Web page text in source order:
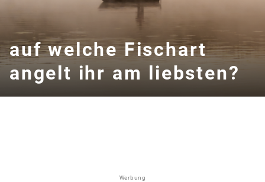
auf welche Fischart
angelt ihr am liebsten?
Werbung